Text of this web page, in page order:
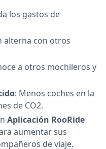
los gastos de
alterna con otros
a otros mochileros y
: Menos coches en la
de CO2.
Aplicación RooRide
aumentar sus
de viaje.